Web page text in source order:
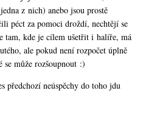
z nich) anebo jsou prostě
péct za pomoci droždí, nechtějí se
tam, kde je cílem ušetřit i halíře, má
ale pokud není rozpočet úplně
se může rozšoupnout :)
předchozí neúspěchy do toho jdu